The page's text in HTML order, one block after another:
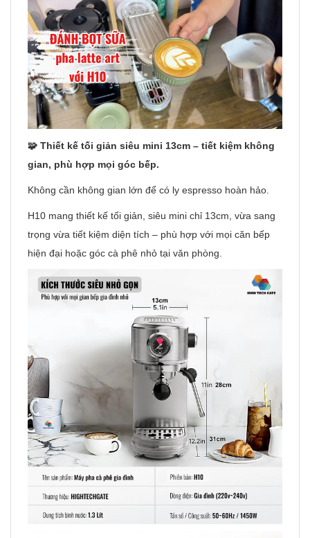
🧩 Thiết kế tối giản siêu mini 13cm – tiết kiệm không
gian, phù hợp mọi góc bếp.
Không cần không gian lớn để có ly espresso hoàn hảo.
H10 mang thiết kế tối giản, siêu mini chỉ 13cm, vừa sang
trọng vừa tiết kiệm diện tích – phù hợp với mọi căn bếp
hiện đại hoặc góc cà phê nhỏ tại văn phòng.